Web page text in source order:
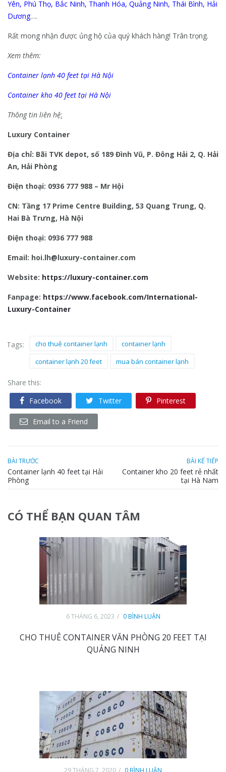
Yên, Phú Thọ, Bắc Ninh, Thanh Hóa, Quảng Ninh, Thái Bình, Hải
Dương….
Rất mong nhận được ủng hộ của quý khách hàng! Trân trọng.
Xem thêm:
Container lạnh 40 feet tại Hà Nội
Container kho 40 feet tại Hà Nội
Thông tin liên hệ:
Luxury Container
Địa chỉ: Bãi TVK depot, số 189 Đình Vũ, P. Đông Hải 2, Q. Hải
An, Hải Phòng
Điện thoại: 0936 777 988 – Mr Hội
CN: Tầng 17 Prime Centre Building, 53 Quang Trung, Q.
Hai Bà Trưng, Hà Nội
Điện thoại: 0936 777 988
Email: hoi.lh@luxury-container.com
Website: https://luxury-container.com
Fanpage: https://www.facebook.com/International-
Luxury-Container
Tags: cho thuê container lạnh
container lạnh
container lạnh 20 feet
mua bán container lạnh
Share this:
Facebook
Twitter Pinterest
Email to a Friend
BÀI TRƯỚC
Container lạnh 40 feet tại Hải
Phòng
BÀI KẾ TIẾP
Container kho 20 feet rẻ nhất
tại Hà Nam
CÓ THỂ BẠN QUAN TÂM
6 THÁNG 6, 2023 0 BÌNH LUẬN
CHO THUÊ CONTAINER VĂN PHÒNG 20 FEET TẠI
QUẢNG NINH